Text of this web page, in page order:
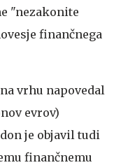
"nezakonite
finančnega
vrhu napovedal
evrov)
je objavil tudi
finančnemu